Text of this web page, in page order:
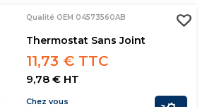
Qualité OEM 04573560AB
Thermostat Sans Joint
11,73 € TTC
9,78 € HT
Chez vous